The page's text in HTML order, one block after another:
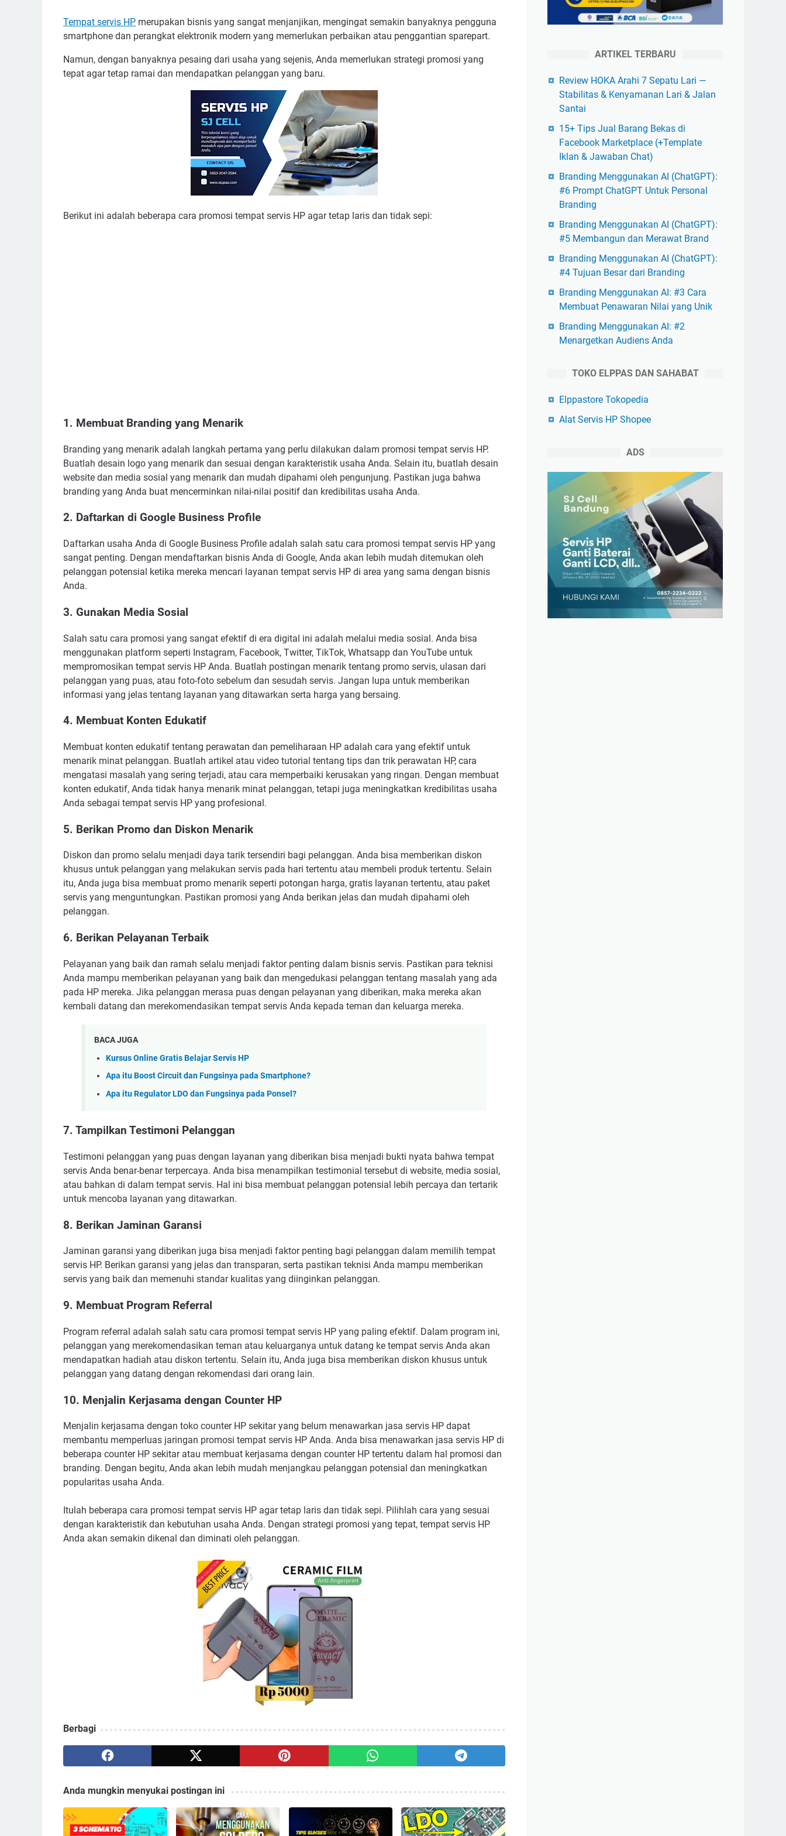
Tempat servis HP merupakan bisnis yang sangat menjanjikan, mengingat semakin banyaknya pengguna
smartphone dan perangkat elektronik modern yang memerlukan perbaikan atau penggantian sparepart.
Namun, dengan banyaknya pesaing dari usaha yang sejenis, Anda memerlukan strategi promosi yang
tepat agar tetap ramai dan mendapatkan pelanggan yang baru.
Berikut ini adalah beberapa cara promosi tempat servis HP agar tetap laris dan tidak sepi:
1. Membuat Branding yang Menarik
Branding yang menarik adalah langkah pertama yang perlu dilakukan dalam promosi tempat servis HP.
Buatlah desain logo yang menarik dan sesuai dengan karakteristik usaha Anda. Selain itu, buatlah desain
website dan media sosial yang menarik dan mudah dipahami oleh pengunjung. Pastikan juga bahwa
branding yang Anda buat mencerminkan nilai-nilai positif dan kredibilitas usaha Anda.
2. Daftarkan di Google Business Profile
Daftarkan usaha Anda di Google Business Profile adalah salah satu cara promosi tempat servis HP yang
sangat penting. Dengan mendaftarkan bisnis Anda di Google, Anda akan lebih mudah ditemukan oleh
pelanggan potensial ketika mereka mencari layanan tempat servis HP di area yang sama dengan bisnis
Anda.
3. Gunakan Media Sosial
Salah satu cara promosi yang sangat efektif di era digital ini adalah melalui media sosial. Anda bisa
menggunakan platform seperti Instagram, Facebook, Twitter, TikTok, Whatsapp dan YouTube untuk
mempromosikan tempat servis HP Anda. Buatlah postingan menarik tentang promo servis, ulasan dari
pelanggan yang puas, atau foto-foto sebelum dan sesudah servis. Jangan lupa untuk memberikan
informasi yang jelas tentang layanan yang ditawarkan serta harga yang bersaing.
4. Membuat Konten Edukatif
Membuat konten edukatif tentang perawatan dan pemeliharaan HP adalah cara yang efektif untuk
menarik minat pelanggan. Buatlah artikel atau video tutorial tentang tips dan trik perawatan HP, cara
mengatasi masalah yang sering terjadi, atau cara memperbaiki kerusakan yang ringan. Dengan membuat
konten edukatif, Anda tidak hanya menarik minat pelanggan, tetapi juga meningkatkan kredibilitas usaha
Anda sebagai tempat servis HP yang profesional.
5. Berikan Promo dan Diskon Menarik
Diskon dan promo selalu menjadi daya tarik tersendiri bagi pelanggan. Anda bisa memberikan diskon
khusus untuk pelanggan yang melakukan servis pada hari tertentu atau membeli produk tertentu. Selain
itu, Anda juga bisa membuat promo menarik seperti potongan harga, gratis layanan tertentu, atau paket
servis yang menguntungkan. Pastikan promosi yang Anda berikan jelas dan mudah dipahami oleh
pelanggan.
6. Berikan Pelayanan Terbaik
Pelayanan yang baik dan ramah selalu menjadi faktor penting dalam bisnis servis. Pastikan para teknisi
Anda mampu memberikan pelayanan yang baik dan mengedukasi pelanggan tentang masalah yang ada
pada HP mereka. Jika pelanggan merasa puas dengan pelayanan yang diberikan, maka mereka akan
kembali datang dan merekomendasikan tempat servis Anda kepada teman dan keluarga mereka.
BACA JUGA
Kursus Online Gratis Belajar Servis HP
Apa itu Boost Circuit dan Fungsinya pada Smartphone?
Apa itu Regulator LDO dan Fungsinya pada Ponsel?
7. Tampilkan Testimoni Pelanggan
Testimoni pelanggan yang puas dengan layanan yang diberikan bisa menjadi bukti nyata bahwa tempat
servis Anda benar-benar terpercaya. Anda bisa menampilkan testimonial tersebut di website, media sosial,
atau bahkan di dalam tempat servis. Hal ini bisa membuat pelanggan potensial lebih percaya dan tertarik
untuk mencoba layanan yang ditawarkan.
8. Berikan Jaminan Garansi
Jaminan garansi yang diberikan juga bisa menjadi faktor penting bagi pelanggan dalam memilih tempat
servis HP. Berikan garansi yang jelas dan transparan, serta pastikan teknisi Anda mampu memberikan
servis yang baik dan memenuhi standar kualitas yang diinginkan pelanggan.
9. Membuat Program Referral
Program referral adalah salah satu cara promosi tempat servis HP yang paling efektif. Dalam program ini,
pelanggan yang merekomendasikan teman atau keluarganya untuk datang ke tempat servis Anda akan
mendapatkan hadiah atau diskon tertentu. Selain itu, Anda juga bisa memberikan diskon khusus untuk
pelanggan yang datang dengan rekomendasi dari orang lain.
10. Menjalin Kerjasama dengan Counter HP
Menjalin kerjasama dengan toko counter HP sekitar yang belum menawarkan jasa servis HP dapat
membantu memperluas jaringan promosi tempat servis HP Anda. Anda bisa menawarkan jasa servis HP di
beberapa counter HP sekitar atau membuat kerjasama dengan counter HP tertentu dalam hal promosi dan
branding. Dengan begitu, Anda akan lebih mudah menjangkau pelanggan potensial dan meningkatkan
popularitas usaha Anda.
Itulah beberapa cara promosi tempat servis HP agar tetap laris dan tidak sepi. Pilihlah cara yang sesuai
dengan karakteristik dan kebutuhan usaha Anda. Dengan strategi promosi yang tepat, tempat servis HP
Anda akan semakin dikenal dan diminati oleh pelanggan.
Berbagi
Anda mungkin menyukai postingan ini
ARTIKEL TERBARU
Review HOKA Arahi 7 Sepatu Lari —
Stabilitas & Kenyamanan Lari & Jalan
Santai
15+ Tips Jual Barang Bekas di
Facebook Marketplace (+Template
Iklan & Jawaban Chat)
Branding Menggunakan AI (ChatGPT):
#6 Prompt ChatGPT Untuk Personal
Branding
Branding Menggunakan AI (ChatGPT):
#5 Membangun dan Merawat Brand
Branding Menggunakan AI (ChatGPT):
#4 Tujuan Besar dari Branding
Branding Menggunakan AI: #3 Cara
Membuat Penawaran Nilai yang Unik
Branding Menggunakan AI: #2
Menargetkan Audiens Anda
TOKO ELPPAS DAN SAHABAT
Elppastore Tokopedia
Alat Servis HP Shopee
ADS